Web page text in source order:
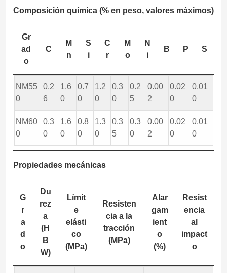
Composición química (% en peso, valores máximos)
Gr
ad
o
C
M
n
S
i
C
r
M
o
N
i
B P S
NM55
0
0.2
6
1.6
0
0.7
0
1.2
0
0.3
0
0.2
5
0.00
2
0.02
0
0.01
0
NM60
0
0.3
0
1.6
0
0.8
0
1.3
0
0.3
5
0.3
0
0.00
2
0.02
0
0.01
0
Propiedades mecánicas
G
r
a
d
o
Du
rez
a
(H
B
W)
Límit
e
elásti
co
(MPa)
Resisten
cia a la
tracción
(MPa)
Alar
gam
ient
o
(%)
Resist
encia
al
impact
o